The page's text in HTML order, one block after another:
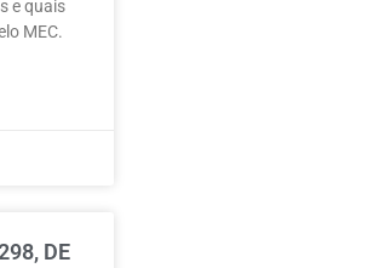
e quais
MEC.
DE